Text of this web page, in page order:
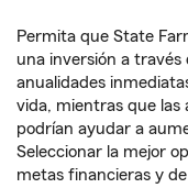
Permita que State
una inversión a través
anualidades
vida, mientras que las
podrían ayudar a
Seleccionar la mejor
metas financieras y